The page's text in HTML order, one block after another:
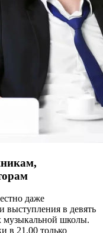
даже
в девять
музыкальной школы.
в 21.00 только